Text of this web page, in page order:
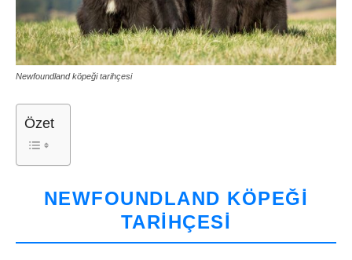
Newfoundland köpeği tarihçesi
Özet
NEWFOUNDLAND KÖPEĞI
TARIHÇESI